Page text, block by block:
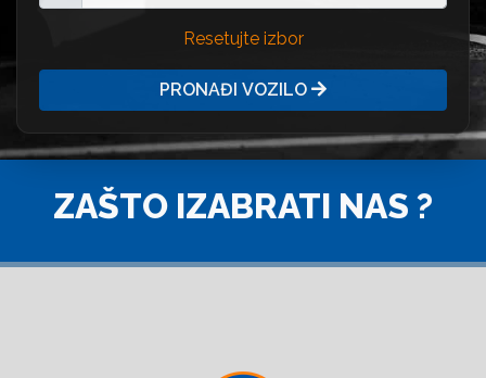
Resetujte izbor
PRONAĐI VOZILO
ZAŠTO IZABRATI NAS ?